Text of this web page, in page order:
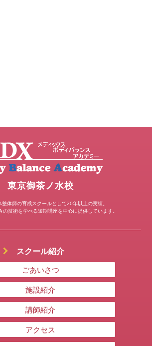
東京御茶ノ水校
体師の育成スクールとして20年以上の実績。
の技術を学べる短期講座を中心に提供しています。
スクール紹介
ごあいさつ
施設紹介
講師紹介
アクセス